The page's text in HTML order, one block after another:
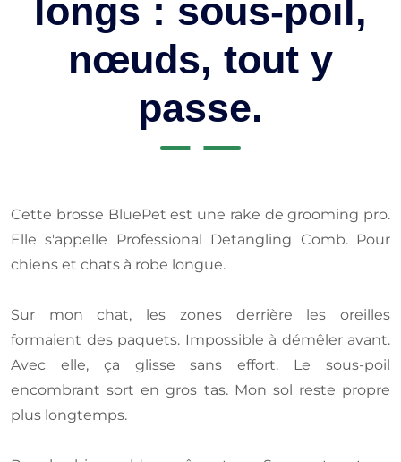
longs : sous-poil,
nœuds, tout y
passe.
Cette brosse BluePet est une rake de grooming pro.
Elle s'appelle Professional Detangling Comb. Pour
chiens et chats à robe longue.
Sur mon chat, les zones derrière les oreilles
formaient des paquets. Impossible à démêler avant.
Avec elle, ça glisse sans effort. Le sous-poil
encombrant sort en gros tas. Mon sol reste propre
plus longtemps.